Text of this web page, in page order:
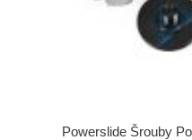
Powerslide Šrouby